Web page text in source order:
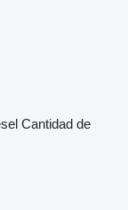
Cantidad de